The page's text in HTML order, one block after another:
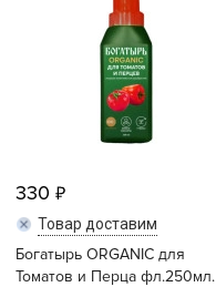
330
Товар доставим
Богатырь ORGANIC для
Томатов и Перца фл.250мл.